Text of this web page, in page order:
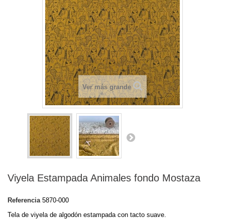
Ver más grande
Viyela Estampada Animales fondo Mostaza
Referencia 5870-000
Tela de viyela de algodón estampada con tacto suave.